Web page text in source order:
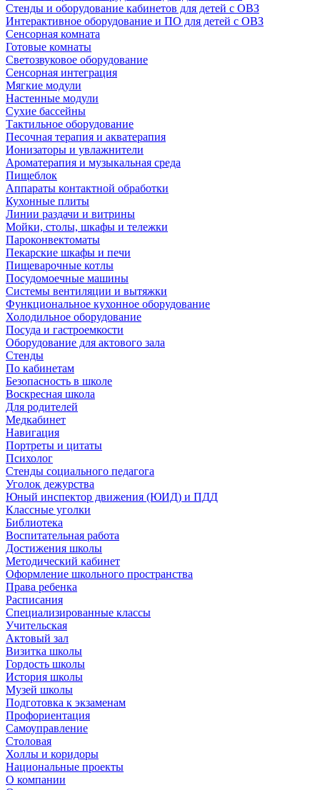
Стенды и оборудование кабинетов для детей с ОВЗ
Интерактивное оборудование и ПО для детей с ОВЗ
Сенсорная комната
Готовые комнаты
Светозвуковое оборудование
Сенсорная интеграция
Мягкие модули
Настенные модули
Сухие бассейны
Тактильное оборудование
Песочная терапия и акватерапия
Ионизаторы и увлажнители
Ароматерапия и музыкальная среда
Пищеблок
Аппараты контактной обработки
Кухонные плиты
Линии раздачи и витрины
Мойки, столы, шкафы и тележки
Пароконвектоматы
Пекарские шкафы и печи
Пищеварочные котлы
Посудомоечные машины
Системы вентиляции и вытяжки
Функциональное кухонное оборудование
Холодильное оборудование
Посуда и гастроемкости
Оборудование для актового зала
Стенды
По кабинетам
Безопасность в школе
Воскресная школа
Для родителей
Медкабинет
Навигация
Портреты и цитаты
Психолог
Стенды социального педагога
Уголок дежурства
Юный инспектор движения (ЮИД) и ПДД
Классные уголки
Библиотека
Воспитательная работа
Достижения школы
Методический кабинет
Оформление школьного пространства
Права ребенка
Расписания
Специализированные классы
Учительская
Актовый зал
Визитка школы
Гордость школы
История школы
Музей школы
Подготовка к экзаменам
Профориентация
Самоуправление
Столовая
Холлы и коридоры
Национальные проекты
О компании